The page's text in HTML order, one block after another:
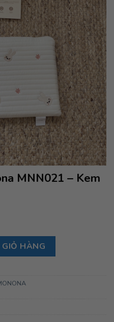
MNN021 – Kem
- Kem thỏ số lượng
HÀNG